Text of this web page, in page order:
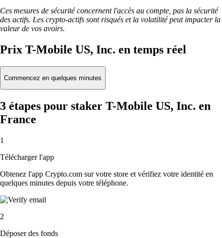
Ces mesures de sécurité concernent l'accès au compte, pas la sécurité
des actifs. Les crypto-actifs sont risqués et la volatilité peut impacter la
valeur de vos avoirs.
Prix T-Mobile US, Inc. en temps réel
Commencez en quelques minutes
3 étapes pour staker T-Mobile US, Inc. en
France
1
Télécharger l'app
Obtenez l'app Crypto.com sur votre store et vérifiez votre identité en
quelques minutes depuis votre téléphone.
2
Déposer des fonds